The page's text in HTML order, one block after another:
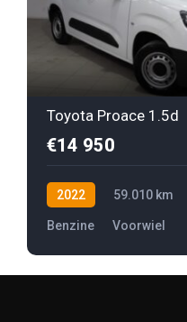
Toyota Proace 1.5d
€14 950
2022 59.010 km
Benzine Voorwiel